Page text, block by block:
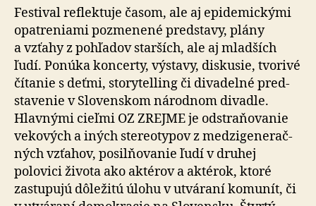
Festival reflektuje časom, ale aj epidemickými
opa­tre­nia­mi pozme­nené predstavy, plány
a vzťahy z pohľadov starších, ale aj mladších
ľudí. Ponúka koncerty, výstavy, diskusie, tvorivé
čítanie s deťmi, storytelling či di­va­delné pred­
sta­venie v Slo­ven­skom národnom divadle.
Hlavnými cieľmi OZ ZREJME je odstra­ňo­vanie
vekových a iných stere­o­typov z me­dzi­ge­ne­rač­
ných vzťahov, po­sil­ňo­vanie ľudí v dru­hej
polovici života ako aktérov a aktérok, ktoré
zastupujú dôležitú úlohu v utvá­raní komunít, či